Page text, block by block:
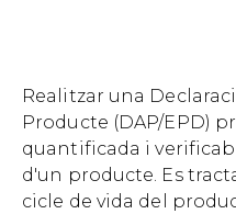
Realitzar una
Producte (DAP/EPD)
quantificada i
d'un producte. Es
cicle de vida del